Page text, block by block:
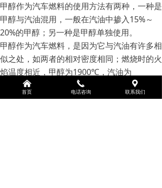
甲醇作为汽车燃料的使用方法有两种，一种是
甲醇与汽油混用，一般在汽油中掺入15%～
20%的甲醇；另一种是甲醇单独使用。
甲醇作为汽车燃料，是因为它与汽油有许多相
似之处，如两者的相对密度相同；燃烧时的火
焰温度相近，甲醇为1900℃，汽油为
2100℃，甲醇为470℃，汽油为430℃。
낀
首页
끅
电话咨询
끇
联系我们